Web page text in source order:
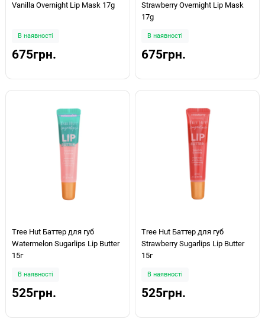
Vanilla Overnight Lip Mask 17g
В наявності
675грн.
Strawberry Overnight Lip Mask
17g
В наявності
675грн.
Tree Hut Баттер для губ
Watermelon Sugarlips Lip Butter
15г
В наявності
525грн.
Tree Hut Баттер для губ
Strawberry Sugarlips Lip Butter
15г
В наявності
525грн.